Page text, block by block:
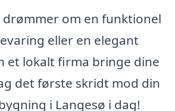
drømmer om en funktionel
eller en elegant
et lokalt firma bringe dine
det første skridt mod din
i Langesø i dag!